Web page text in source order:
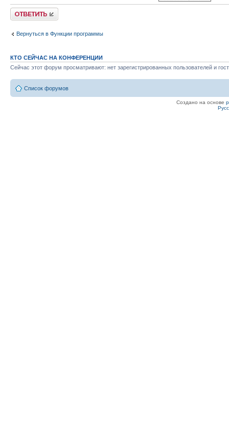
Ответить
Вернуться в Функции программы
КТО СЕЙЧАС НА КОНФЕРЕНЦИИ
Сейчас этот форум просматривают: нет зарегистрированных пользователей и
Список форумов
Создано на основе